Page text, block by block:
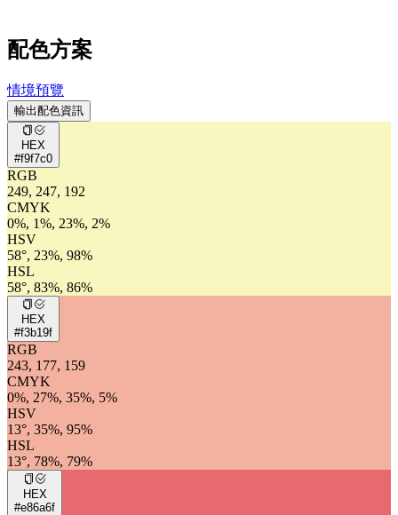
配色方案
情境預覽
輸出配色資訊
HEX
#f9f7c0
RGB
249, 247, 192
CMYK
0%, 1%, 23%, 2%
HSV
58°, 23%, 98%
HSL
58°, 83%, 86%
HEX
#f3b19f
RGB
243, 177, 159
CMYK
0%, 27%, 35%, 5%
HSV
13°, 35%, 95%
HSL
13°, 78%, 79%
HEX
#e86a6f